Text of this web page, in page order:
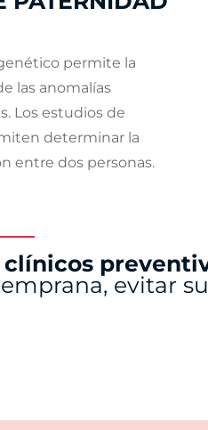
permite la
las anomalías
Los estudios de
determinar la
entre dos personas.
clínicos
evitar